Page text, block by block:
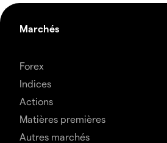
Marchés
Forex
Indices
Actions
Matières premières
Autres marchés